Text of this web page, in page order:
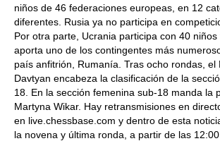
niños de 46 federaciones europeas, en 12
diferentes. Rusia ya no participa en
Por otra parte, Ucrania participa con 40 niños
aporta uno de los contingentes más
país anfitrión, Rumanía. Tras ocho rondas, el
Davtyan encabeza la clasificación de la
18. En la sección femenina sub-18 manda la
Martyna Wikar. Hay retransmisiones en
en live.chessbase.com y dentro de esta
la novena y última ronda, a partir de las